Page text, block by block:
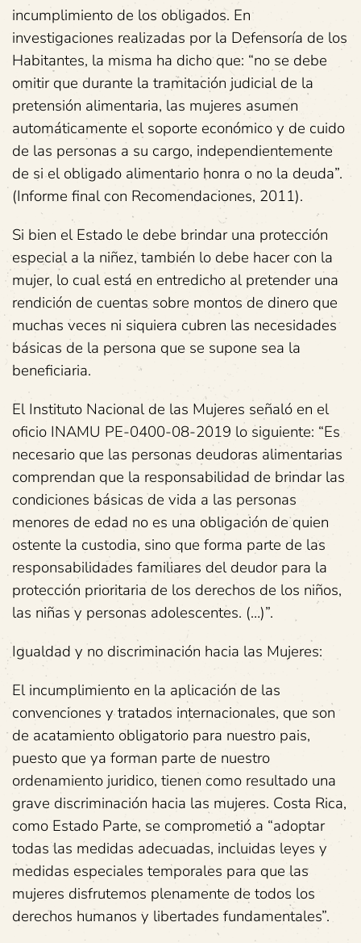
incumplimiento de los obligados. En
investigaciones realizadas por la Defensoría de los
Habitantes, la misma ha dicho que: “no se debe
omitir que durante la tramitación judicial de la
pretensión alimentaria, las mujeres asumen
automáticamente el soporte económico y de cuido
de las personas a su cargo, independientemente
de si el obligado alimentario honra o no la deuda”.
(Informe final con Recomendaciones, 2011).
Si bien el Estado le debe brindar una protección
especial a la niñez, también lo debe hacer con la
mujer, lo cual está en entredicho al pretender una
rendición de cuentas sobre montos de dinero que
muchas veces ni siquiera cubren las necesidades
básicas de la persona que se supone sea la
beneficiaria.
El Instituto Nacional de las Mujeres señaló en el
oficio INAMU PE-0400-08-2019 lo siguiente: “Es
necesario que las personas deudoras alimentarias
comprendan que la responsabilidad de brindar las
condiciones básicas de vida a las personas
menores de edad no es una obligación de quien
ostente la custodia, sino que forma parte de las
responsabilidades familiares del deudor para la
protección prioritaria de los derechos de los niños,
las niñas y personas adolescentes. (…)”.
Igualdad y no discriminación hacia las Mujeres:
El incumplimiento en la aplicación de las
convenciones y tratados internacionales, que son
de acatamiento obligatorio para nuestro pais,
puesto que ya forman parte de nuestro
ordenamiento juridico, tienen como resultado una
grave discriminación hacia las mujeres. Costa Rica,
como Estado Parte, se comprometió a “adoptar
todas las medidas adecuadas, incluidas leyes y
medidas especiales temporales para que las
mujeres disfrutemos plenamente de todos los
derechos humanos y libertades fundamentales”.